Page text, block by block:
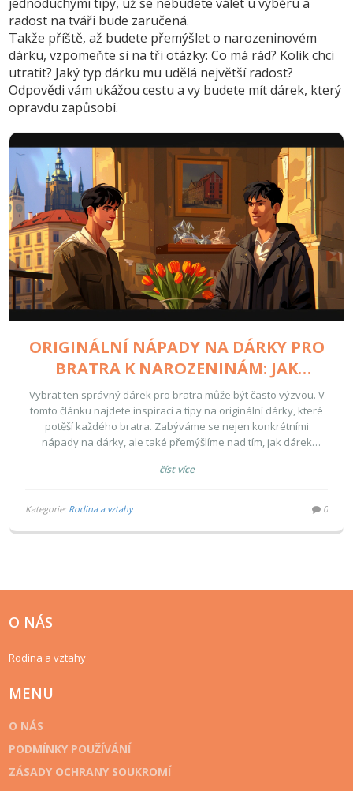
radost na tváři bude zaručená.
Takže příště, až budete přemýšlet o narozeninovém
dárku, vzpomeňte si na tři otázky: Co má rád? Kolik chci
utratit? Jaký typ dárku mu udělá největší radost?
Odpovědi vám ukážou cestu a vy budete mít dárek, který
opravdu zapůsobí.
ORIGINÁLNÍ NÁPADY NA DÁRKY PRO
BRATRA K NAROZENINÁM: JAK
VYBRAT TEN PRAVÝ?
Vybrat ten správný dárek pro bratra může být často výzvou. V
tomto článku najdete inspiraci a tipy na originální dárky, které
potěší každého bratra. Zabýváme se nejen konkrétními
nápady na dárky, ale také přemýšlíme nad tím, jak dárek
Přinášíme vám rady, jak vybrat dárek, na který bude vaše
číst více
Kategorie: Rodina a vztahy 0
O NÁS
Rodina a vztahy
MENU
O NÁS
PODMÍNKY POUŽÍVÁNÍ
ZÁSADY OCHRANY SOUKROMÍ